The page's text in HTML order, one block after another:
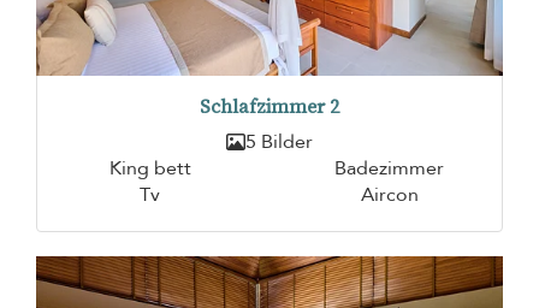
Schlafzimmer 2
5 Bilder
King bett
Badezimmer
Tv
Aircon